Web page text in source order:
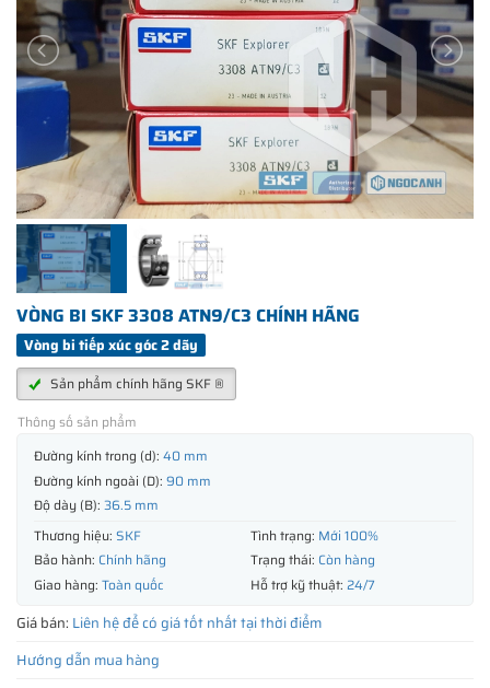
VÒNG BI SKF 3308 ATN9/C3 CHÍNH HÃNG
Vòng bi tiếp xúc góc 2 dãy
Sản phẩm chính hãng SKF ®
Thông số sản phẩm
Đường kính trong (d): 40 mm
Đường kính ngoài (D): 90 mm
Độ dày (B): 36.5 mm
Thương hiệu: SKF Tình trạng: Mới 100%
Bảo hành: Chính hãng Trạng thái: Còn hàng
Giao hàng: Toàn quốc Hỗ trợ kỹ thuật: 24/7
Giá bán: Liên hệ để có giá tốt nhất tại thời điểm
Hướng dẫn mua hàng